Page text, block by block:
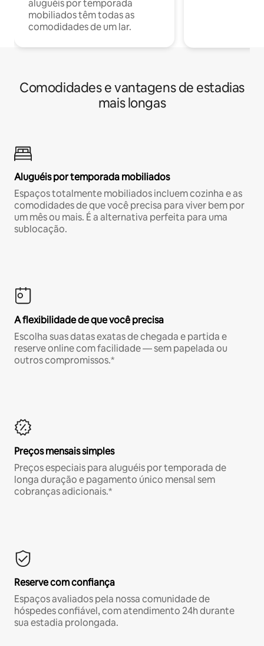
aluguéis por temporada
mobiliados têm todas as
comodidades de um lar.
Comodidades e vantagens de estadias
mais longas
Aluguéis por temporada mobiliados
Espaços totalmente mobiliados incluem cozinha e as
comodidades de que você precisa para viver bem por
um mês ou mais. É a alternativa perfeita para uma
sublocação.
A flexibilidade de que você precisa
Escolha suas datas exatas de chegada e partida e
reserve online com facilidade — sem papelada ou
outros compromissos.*
Preços mensais simples
Preços especiais para aluguéis por temporada de
longa duração e pagamento único mensal sem
cobranças adicionais.*
Reserve com confiança
Espaços avaliados pela nossa comunidade de
hóspedes confiável, com atendimento 24h durante
sua estadia prolongada.